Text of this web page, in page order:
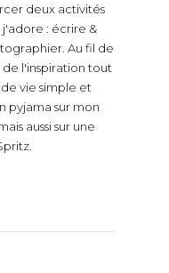
deux activités
j'adore : écrire &
Au fil de
l'inspiration tout
vie simple et
pyjama sur mon
aussi sur une